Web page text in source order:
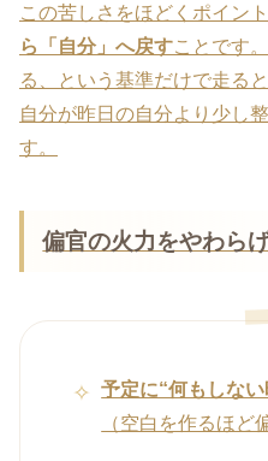
この苦しさをほどくポイント
ら「自分」へ戻すことです
る、という基準だけで走る
自分が昨日の自分より少し
す。
偏官の火力をやわら
予定に“何もしな
（空白を作るほど